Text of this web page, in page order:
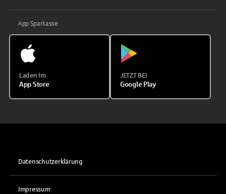
App Sparkasse
Laden im
App Store
JETZT BEI
Google Play
Datenschutzerklärung
Impressum